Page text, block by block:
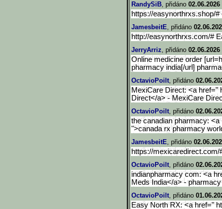
RandySiB, přidáno 02.06.2026
https://easynorthrxs.shop/
JamesbeitE, přidáno
http://easynorthrxs.com/#
JerryArriz, přidáno 02.06.2026
Online medicine order
pharmacy india[/url]
OctavioPoilt, přidáno
MexiCare Direct: <a href="
Direct</a> - MexiCare
OctavioPoilt, přidáno
the canadian pharmacy:
">canada rx pharmacy
JamesbeitE, přidáno
https://
OctavioPoilt, přidáno
indianpharmacy com: <a
Meds India</a> -
OctavioPoilt, přidáno
Easy North RX: <a href="